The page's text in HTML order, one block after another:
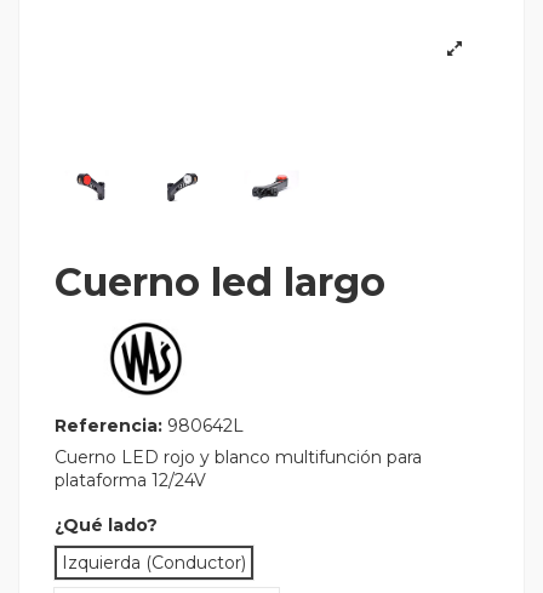
Cuerno led largo
Referencia: 980642L
Cuerno LED rojo y blanco multifunción para
plataforma 12/24V
¿Qué lado?
Izquierda (Conductor)